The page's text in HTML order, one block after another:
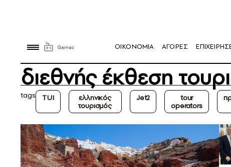
OIKONOMIA ΑΓΟΡΕΣ
διεθνής έκθεση
tags TUI
ελληνικός
τουρισμός
Jet2
tour
operators